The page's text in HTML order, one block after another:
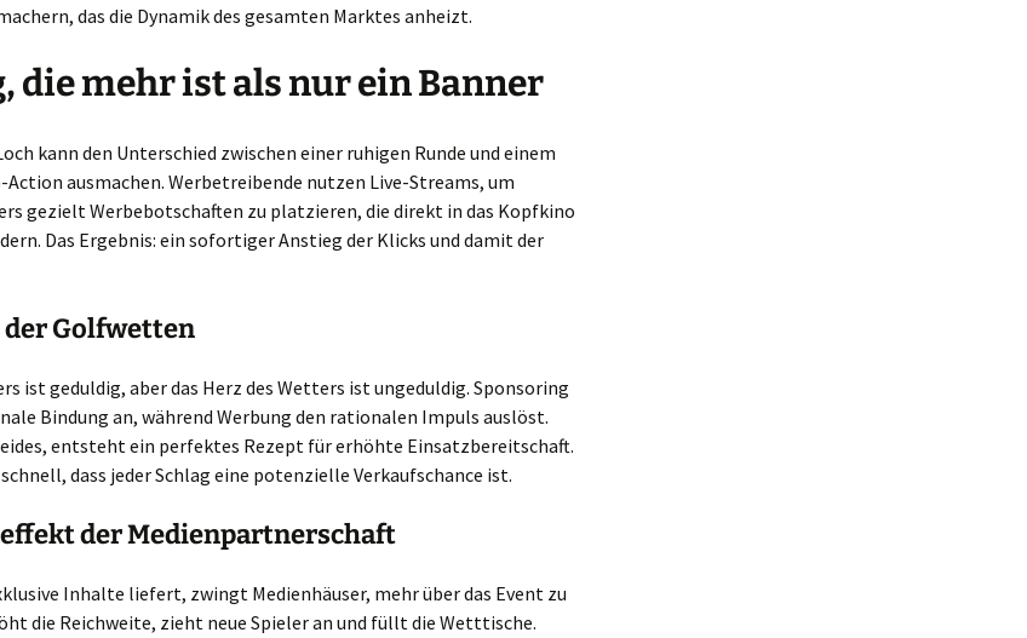
das die Dynamik des gesamten Marktes anheizt.
die mehr ist als nur ein Banner
kann den Unterschied zwischen einer ruhigen Runde und einem
ausmachen. Werbetreibende nutzen Live-Streams, um
gezielt Werbebotschaften zu platzieren, die direkt in das Kopfkino
Das Ergebnis: ein sofortiger Anstieg der Klicks und damit der
Golfwetten
ist geduldig, aber das Herz des Wetters ist ungeduldig. Sponsoring
Bindung an, während Werbung den rationalen Impuls auslöst.
entsteht ein perfektes Rezept für erhöhte Einsatzbereitschaft.
dass jeder Schlag eine potenzielle Verkaufschance ist.
der Medienpartnerschaft
Inhalte liefert, zwingt Medienhäuser, mehr über das Event zu
die Reichweite, zieht neue Spieler an und füllt die Wetttische.